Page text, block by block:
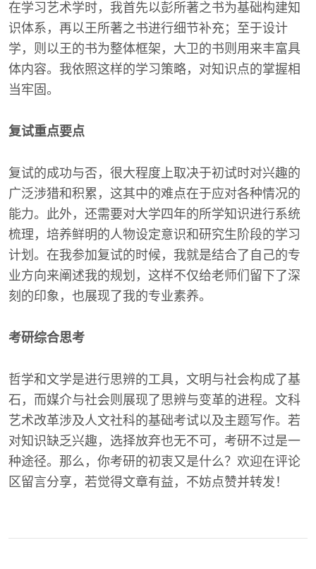
在学习艺术学时，我首先以彭所著之书为基础构建知
识体系，再以王所著之书进行细节补充；至于设计
学，则以王的书为整体框架，大卫的书则用来丰富具
体内容。我依照这样的学习策略，对知识点的掌握相
当牢固。
复试重点要点
复试的成功与否，很大程度上取决于初试时对兴趣的
广泛涉猎和积累，这其中的难点在于应对各种情况的
能力。此外，还需要对大学四年的所学知识进行系统
梳理，培养鲜明的人物设定意识和研究生阶段的学习
计划。在我参加复试的时候，我就是结合了自己的专
业方向来阐述我的规划，这样不仅给老师们留下了深
刻的印象，也展现了我的专业素养。
考研综合思考
哲学和文学是进行思辨的工具，文明与社会构成了基
石，而媒介与社会则展现了思辨与变革的进程。文科
艺术改革涉及人文社科的基础考试以及主题写作。若
对知识缺乏兴趣，选择放弃也无不可，考研不过是一
种途径。那么，你考研的初衷又是什么？欢迎在评论
区留言分享，若觉得文章有益，不妨点赞并转发！